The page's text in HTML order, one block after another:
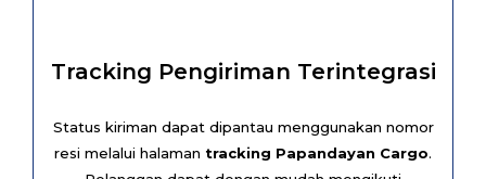
Tracking Pengiriman Terintegrasi
Status kiriman dapat dipantau menggunakan nomor
resi melalui halaman tracking Papandayan Cargo.